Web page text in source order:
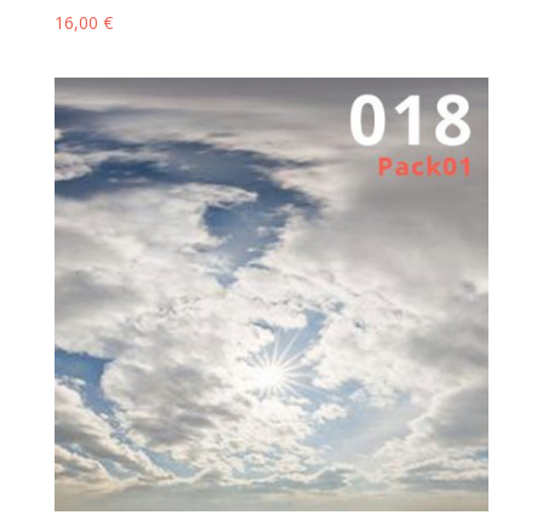
16,00 €